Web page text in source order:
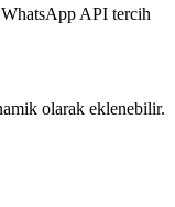
API tercih
olarak eklenebilir.